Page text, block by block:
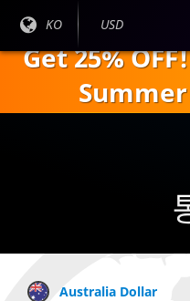
내
으
현재
:
KO
현재
USD
Get 25% OFF!
Summer
Australia Dollar